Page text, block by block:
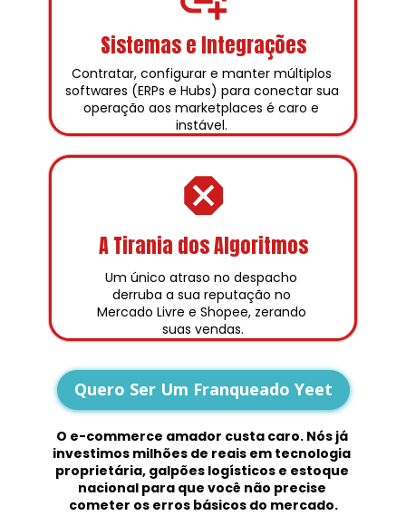
Sistemas e Integrações
A Tirania dos Algoritmos
Contratar, configurar e manter múltiplos
softwares (ERPs e Hubs) para conectar sua
operação aos marketplaces é caro e
instável.
Um único atraso no despacho
derruba a sua reputação no
Mercado Livre e Shopee, zerando
suas vendas.
O e-commerce amador custa caro. Nós já
investimos milhões de reais em tecnologia
proprietária, galpões logísticos e estoque
nacional para que você não precise
cometer os erros básicos do mercado.
Quero Ser Um Franqueado Yeet